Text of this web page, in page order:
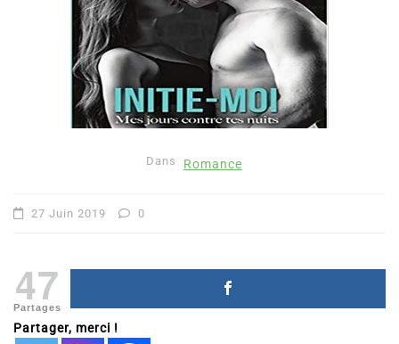
Dans Romance
27 Juin 2019 0
47
Partages
Partager, merci !